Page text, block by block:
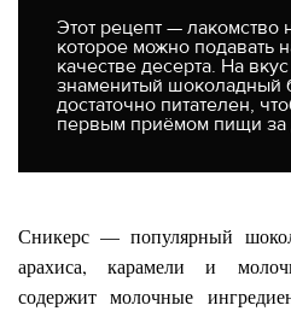
Этот рецепт — лакомство
которое можно подавать
качестве десерта. На
знаменитый шоколадный
достаточно питателен,
первым приёмом пищи за
Сникерс — популярный
арахиса, карамели и
содержит молочные